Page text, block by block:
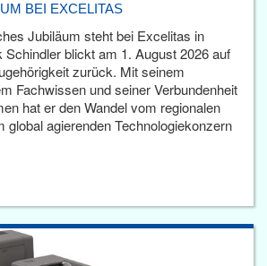
BEI EXCELITAS
Jubiläum steht bei Excelitas in
Schindler blickt am 1. August 2026 auf
zurück. Mit seinem
Fachwissen und seiner Verbundenheit
hat er den Wandel vom regionalen
global agierenden Technologiekonzern